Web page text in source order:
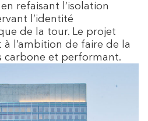
refaisant l’isolation
l’identité
de la tour. Le projet
l’ambition de faire de la
et performant.